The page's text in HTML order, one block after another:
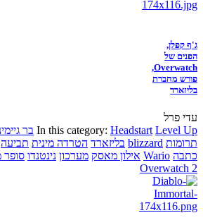
ג'ף קפלן,
הפנים של
Overwatch,
פורש מחברת
בליזארד
עדי פרל
In this category: Headstart Level Up בר
תרומות blizzard בליזארד הטרדה מינית תביעה
כתבה Wario אילון מאסק מערכון נינטנדו סופר
Overwatch 2